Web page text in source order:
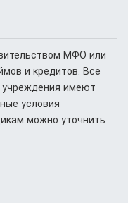
МФО или
и кредитов. Все
учреждения имеют
условия
можно уточнить